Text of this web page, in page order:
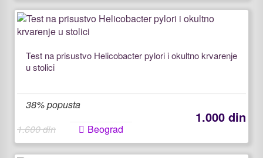
Test na prisustvo Helicobacter pylori i okultno krvarenje
u stolici
38% popusta
1.000 din
1.600 din Beograd